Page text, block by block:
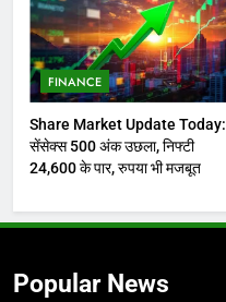
FINANCE
Share Market Update Today:
सेंसेक्स 500 अंक उछला, निफ्टी
24,600 के पार, रुपया भी मजबूत
Popular News